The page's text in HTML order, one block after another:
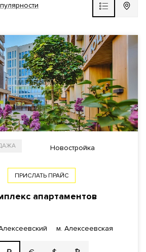
РАЙОН
ВЫБРАТЬ НА КАРТЕ
За 1 м²
₿
Новостройка
ПРИСЛАТЬ ПРАЙС
апартаментов
м. Алексеевская